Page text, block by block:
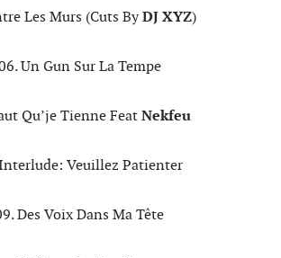
Les Murs (Cuts ByDJ XYZ)
Un Gun Sur La Tempe
Qu’je Tienne FeatNekfeu
Veuillez Patienter
Des Voix Dans Ma Tête